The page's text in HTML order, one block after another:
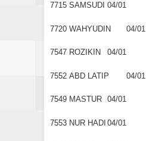
7715 SAMSUDI 04/01
7720 WAHYUDIN 04/01
7547 ROZIKIN 04/01
7552 ABD LATIP 04/01
7549 MASTUR 04/01
7553 NUR HADI 04/01